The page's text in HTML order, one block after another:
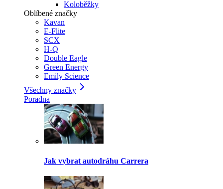
Koloběžky
Oblíbené značky
Kavan
E-Flite
SCX
H-Q
Double Eagle
Green Energy
Emily Science
Všechny značky
Poradna
Jak vybrat autodráhu Carrera